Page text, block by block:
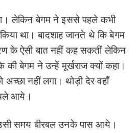
लेकिन बेगम ने इससे पहले कभी
था। बादशाह जानते थे कि बेगम
के ऐसी बात नहीं कह सकतीं लेकिन
की बेगम ने उन्हें मूर्खराज क्यों कहा।
अच्छा नहीं लगा। थोड़ी देर वहाँ
आये।
समय बीरबल उनके पास आये।